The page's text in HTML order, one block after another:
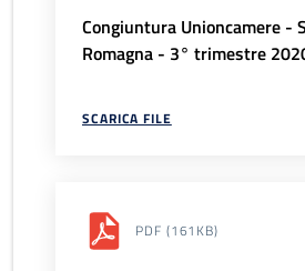
Congiuntura Unioncamere -
Romagna - 3° trimestre
SCARICA FILE
PDF (161KB)